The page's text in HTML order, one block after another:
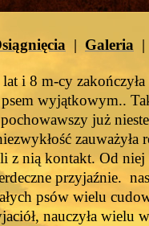
| Galeria |
i 8 m-cy zakończyła
psem wyjątkowym..
już
zauważyła
z nią kontakt. Od niej
przyjaźnie.
psów wielu
nauczyła wielu